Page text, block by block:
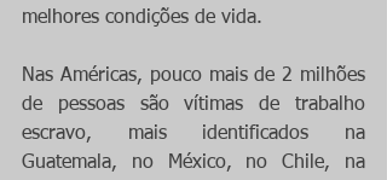
melhores condições de vida.
Nas Américas, pouco mais de 2 milhões
de pessoas são vítimas de trabalho
escravo, mais identificados na
Guatemala, no México, no Chile, na